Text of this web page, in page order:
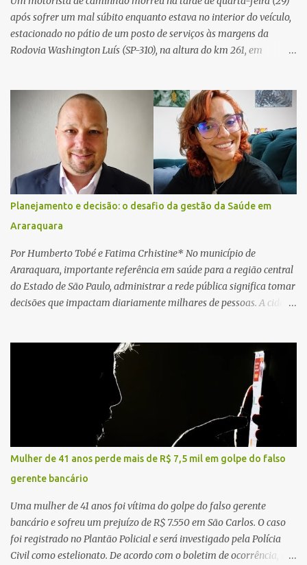
após sofrer um mal súbito enquanto estava no interior do veículo,
estacionado no pátio de um posto de serviços às margens da
Rodovia Washington Luís (SP-310), na altura do km 261, em
relatos de que havia um condutor inconsciente dentro de um
caminhão. Equipes de resgate foram rapidamente deslocadas ao
local e encontraram a vítima em parada cardiorrespiratória. Os
socorristas iniciaram imediatamente as manobras de reanimação
cardiopulmonar (RCP), porém, apesar de todos os esforços, o
motorista não respondeu aos procedimentos. Às 17h03, médicos
da Unidade de Suporte Avançado constataram o óbito da vítima.
Fonte: São Carlos Agora
Planejamento e decisão: o desafio da gestão da Saúde em
Araraquara
Por Humberto Tobé e Fatima Crhistine* No município de
Araraquara, importante referência em saúde para a região central
do Estado de São Paulo, administrar a rede pública significa tomar
decisões que impactam diariamente milhares de pessoas. A cidade
município, mas também de diversas cidades do entorno,
ampliando significativamente a responsabilidade da gestão sobre
o Sistema Único de Saúde (SUS). Nos últimos anos, o Governo
Federal tem ampliado investimentos destinados ao fortalecimento
da atenção básica, da infraestrutura hospitalar e da
regionalização dos serviços de saúde. Entretanto, em um cenário
de demandas crescentes e recursos necessariamente limitados, a
principal missão da gestão pública não é apenas investir mais,
mas decidir melhor onde investir para produzir o maior benefício
possível à população. Essa reflexão encontra respaldo tanto na
teoria da admini...
Mulher de 41 anos perde mais de R$ 7,5 mil em golpe do falso
gerente bancário
Uma mulher de 41 anos foi vítima do golpe do falso gerente
bancário e sofreu um prejuízo de R$ 7.550 em São Carlos. O caso
foi registrado no Plantão Policial e será investigado pela Polícia
Civil como estelionato. De acordo com o boletim de ocorrência, a